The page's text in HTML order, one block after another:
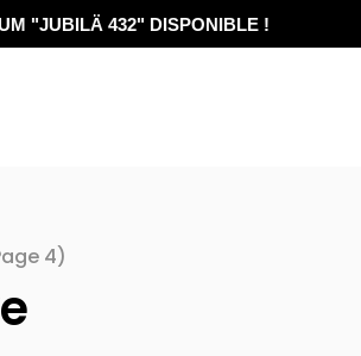
"JUBILÄ 432" DISPONIBLE !
4)